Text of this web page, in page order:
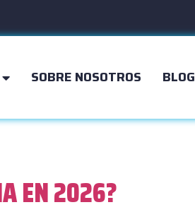
SOBRE NOSOTROS BLOG
EN 2026?